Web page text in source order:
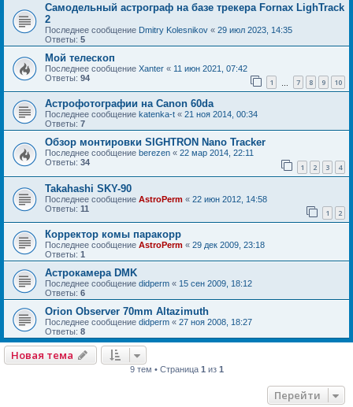
Самодельный астрограф на базе трекера Fornax LighTrack
2
Последнее сообщение Dmitry Kolesnikov « 29 июл 2023, 14:35
Ответы: 5
Мой телескоп
Последнее сообщение Xanter « 11 июн 2021, 07:42
Ответы: 94 1 7 8 9 10
Астрофотографии на Canon 60da
Последнее сообщение katenka-t « 21 ноя 2014, 00:34
Ответы: 7
Обзор монтировки SIGHTRON Nano Tracker
Последнее сообщение berezen « 22 мар 2014, 22:11
Ответы: 34 1 2 3 4
Takahashi SKY-90
Последнее сообщение AstroPerm « 22 июн 2012, 14:58
Ответы: 11 1 2
Корректор комы паракорр
Последнее сообщение AstroPerm « 29 дек 2009, 23:18
Ответы: 1
Астрокамера DMK
Последнее сообщение didperm « 15 сен 2009, 18:12
Ответы: 6
Orion Observer 70mm Altazimuth
Последнее сообщение didperm « 27 ноя 2008, 18:27
Ответы: 8
Новая тема
9 тем • Страница 1из 1
Перейти